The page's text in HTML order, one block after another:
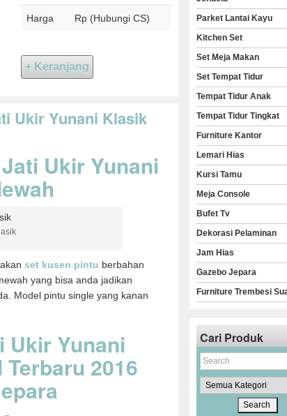
Harga Rp (Hubungi CS)
Ukir Yunani Klasik
Ukir Yunani
set kusen pintu berbahan
yang bisa anda jadikan
Model pintu single yang kanan
Ukir Yunani
2016
Parket Lantai Kayu
Kitchen Set
Set Meja Makan
Set Tempat Tidur
Tempat Tidur Anak
Tempat Tidur Tingkat
Furniture Kantor
Lemari Hias
Kursi Tamu
Meja Console
Bufet Tv
Dekorasi Pelaminan
Jam Hias
Gazebo Jepara
Furniture Trembesi
Cari Produk